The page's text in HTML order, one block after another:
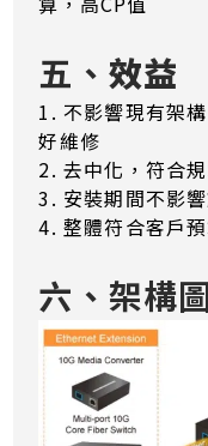
五、 效益
1. 不影響現有架
好維修
2. 去中化，符合
3. 安裝期間不影
4. 整體符合客戶
六、架構